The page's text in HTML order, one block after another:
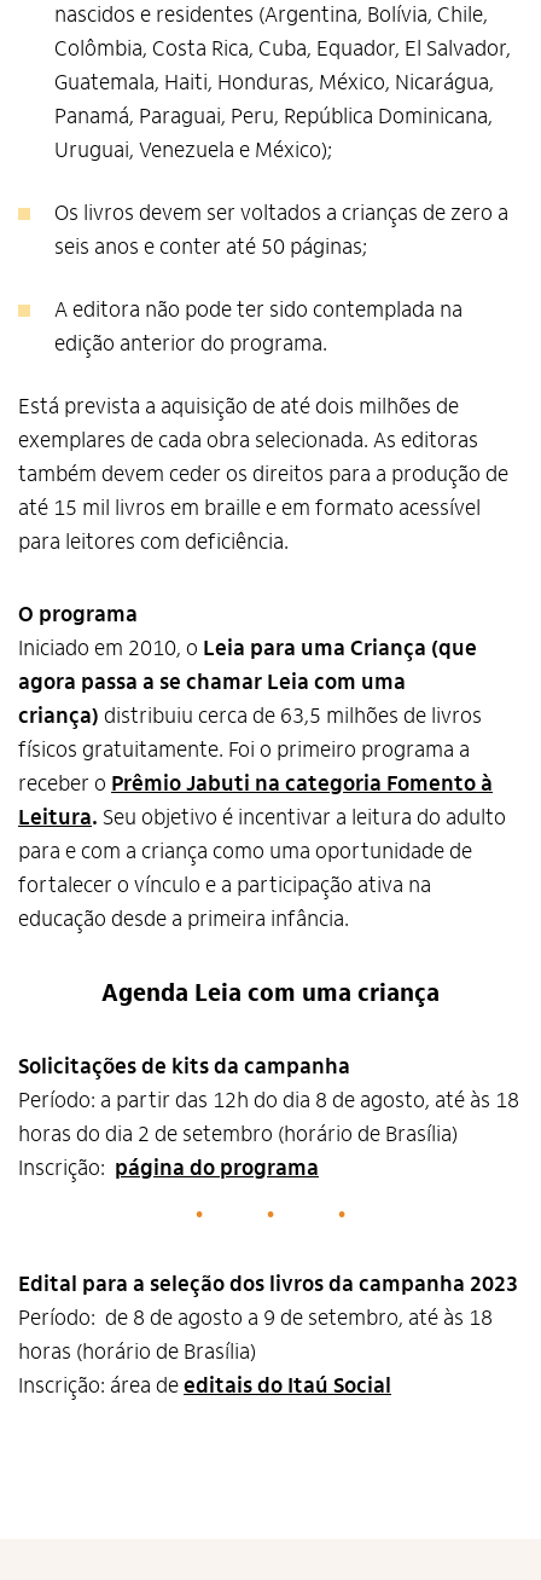
Alto Contraste
Termos de Uso e Política de
Privacidade
nascidos e residentes (Argentina, Bolívia, Chile,
Colômbia, Costa Rica, Cuba, Equador, El Salvador,
Guatemala, Haiti, Honduras, México, Nicarágua,
Panamá, Paraguai, Peru, República Dominicana,
Uruguai, Venezuela e México);
Os livros devem ser voltados a crianças de zero a
seis anos e conter até 50 páginas;
A editora não pode ter sido contemplada na
edição anterior do programa.
Está prevista a aquisição de até dois milhões de
exemplares de cada obra selecionada. As editoras
também devem ceder os direitos para a produção de
até 15 mil livros em braille e em formato acessível
para leitores com deficiência.
O programa
Iniciado em 2010, o Leia para uma Criança (que
agora passa a se chamar Leia com uma
criança) distribuiu cerca de 63,5 milhões de livros
físicos gratuitamente. Foi o primeiro programa a
receber o Prêmio Jabuti na categoria Fomento à
Leitura. Seu objetivo é incentivar a leitura do adulto
para e com a criança como uma oportunidade de
fortalecer o vínculo e a participação ativa na
educação desde a primeira infância.
Agenda Leia com uma criança
Solicitações de kits da campanha
Período: a partir das 12h do dia 8 de agosto, até às 18
horas do dia 2 de setembro (horário de Brasília)
Inscrição: página do programa
Edital para a seleção dos livros da campanha 2023
Período: de 8 de agosto a 9 de setembro, até às 18
horas (horário de Brasília)
Inscrição: área deeditais do Itaú Social